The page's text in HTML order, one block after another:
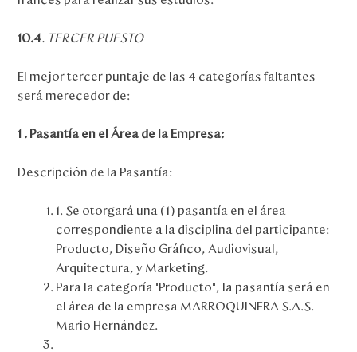
10.4 . TERCER PUESTO
El mejor tercer puntaje de las 4 categorías faltantes
será merecedor de:
1 . Pasantía en el Área de la Empresa:
Descripción de la Pasantía:
1. Se otorgará una (1) pasantía en el área
correspondiente a la disciplina del participante:
Producto, Diseño Gráfico, Audiovisual,
Arquitectura, y Marketing.
Para la categoría “Producto”, la pasantía será en
el área de la empresa MARROQUINERA S.A.S.
Mario Hernández.